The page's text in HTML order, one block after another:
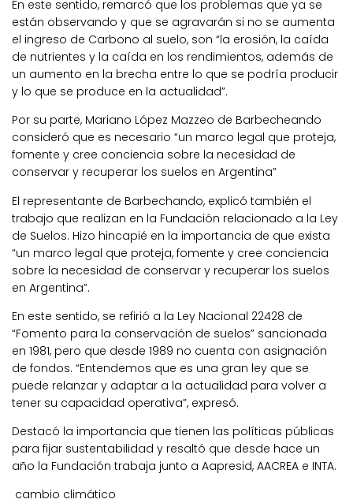
En este sentido, remarcó que los problemas que ya se
están observando y que se agravarán si no se aumenta
el ingreso de Carbono al suelo, son “la erosión, la caída
de nutrientes y la caída en los rendimientos, además de
un aumento en la brecha entre lo que se podría producir
y lo que se produce en la actualidad”.
Por su parte, Mariano López Mazzeo de Barbecheando
consideró que es necesario “un marco legal que proteja,
fomente y cree conciencia sobre la necesidad de
conservar y recuperar los suelos en Argentina”
El representante de Barbechando, explicó también el
trabajo que realizan en la Fundación relacionado a la Ley
de Suelos. Hizo hincapié en la importancia de que exista
“un marco legal que proteja, fomente y cree conciencia
sobre la necesidad de conservar y recuperar los suelos
en Argentina”.
En este sentido, se refirió a la Ley Nacional 22428 de
“Fomento para la conservación de suelos” sancionada
en 1981, pero que desde 1989 no cuenta con asignación
de fondos. “Entendemos que es una gran ley que se
puede relanzar y adaptar a la actualidad para volver a
tener su capacidad operativa”, expresó.
Destacó la importancia que tienen las políticas públicas
para fijar sustentabilidad y resaltó que desde hace un
año la Fundación trabaja junto a Aapresid, AACREA e INTA.
cambio climático